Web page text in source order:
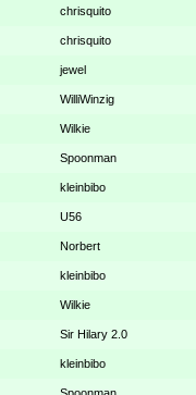
chrisquito
chrisquito
jewel
WilliWinzig
Wilkie
Spoonman
kleinbibo
U56
Norbert
kleinbibo
Wilkie
Sir Hilary 2.0
kleinbibo